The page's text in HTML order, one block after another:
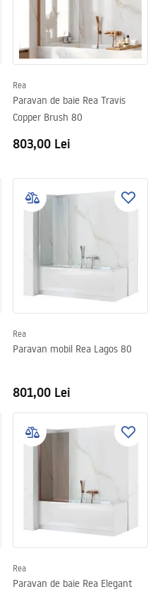
Rea
Paravan de baie Rea Travis
Copper Brush 80
803,00 Lei
Rea
Paravan mobil Rea Lagos 80
801,00 Lei
Rea
Paravan de baie Rea Elegant